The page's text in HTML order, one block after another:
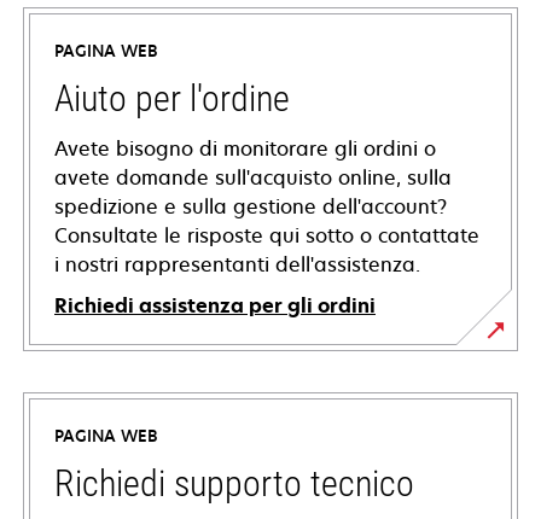
PAGINA WEB
Aiuto per l'ordine
Avete bisogno di monitorare gli ordini o
avete domande sull'acquisto online, sulla
spedizione e sulla gestione dell'account?
Consultate le risposte qui sotto o contattate
i nostri rappresentanti dell'assistenza.
Richiedi assistenza per gli ordini
PAGINA WEB
Richiedi supporto tecnico